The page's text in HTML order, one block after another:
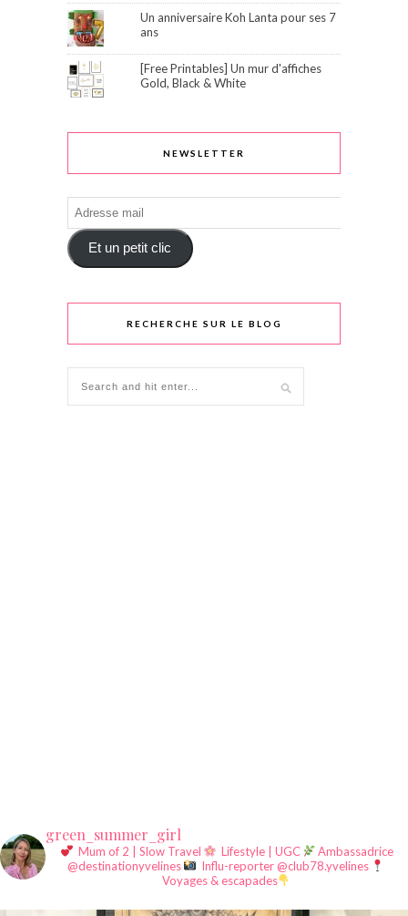
Un anniversaire Koh Lanta pour ses 7
ans
[Free Printables] Un mur d'affiches
Gold, Black & White
NEWSLETTER
Adresse
mail
Et un petit clic
RECHERCHE SUR LE BLOG
green_summer_girl
Mum of 2 | Slow Travel Lifestyle | UGC
Ambassadrice
@destinationyvelines
Influ-reporter @club78.yvelines
Voyages & escapades